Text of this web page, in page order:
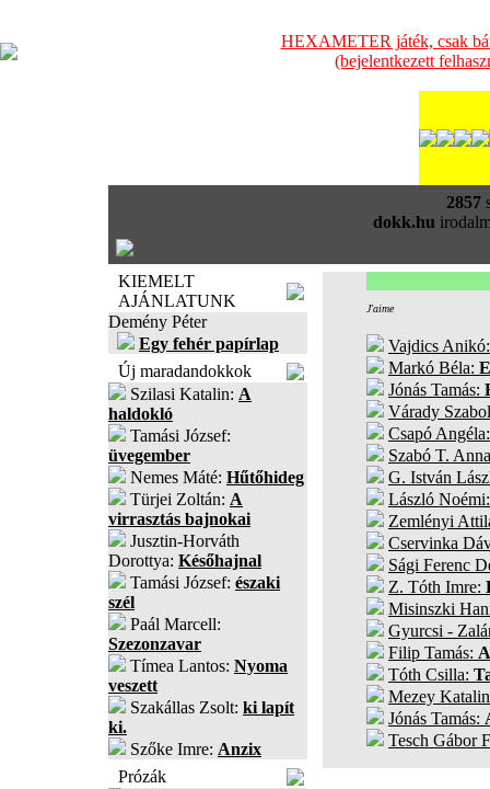
HEXAMETER játék, csak
(bejelentkezett
2857
dokk.hu
KIEMELT
AJÁNLATUNK
Demény Péter
Egy fehér papírlap
Új maradandokkok
Szilasi Katalin: A
haldokló
Tamási József:
üvegember
Nemes Máté: Hűtőhideg
Türjei Zoltán: A
virrasztás bajnokai
Jusztin-Horváth
Dorottya: Későhajnal
Tamási József: északi
szél
Paál Marcell:
Szezonzavar
Tímea Lantos: Nyoma
veszett
Szakállas Zsolt: ki lapít
ki.
Szőke Imre: Anzix
Prózák
J'aime
Vajdics
Markó Béla:
Jónás Tamás:
Várady
Csapó
Szabó T.
G. István
László
Zemlényi
Cservinka
Sági Ferenc
Z. Tóth Imre:
Misinszki
Gyurcsi -
Filip Tamás:
Tóth Csilla:
Mezey
Jónás Tamás:
Tesch Gábor